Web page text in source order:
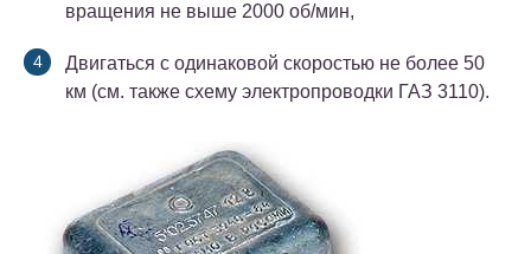
вращения не выше 2000 об/мин,
Двигаться с одинаковой скоростью не более 50
км (см. также схему электропроводки ГАЗ 3110).